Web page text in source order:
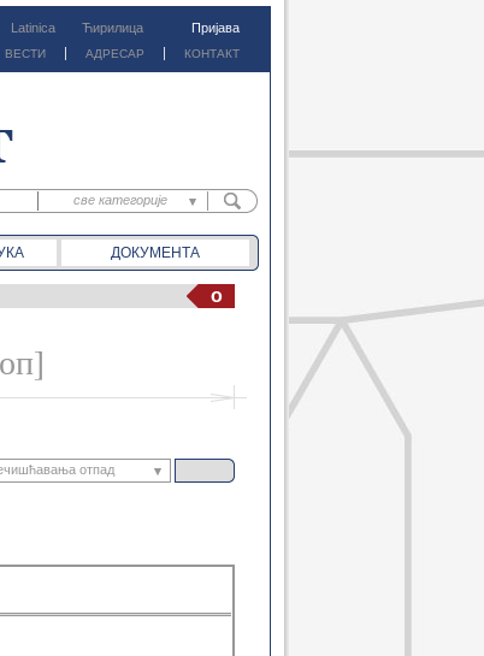
Пријава
Ћирилица
Latinica
КОНТАКТ
АДРЕСАР
ВЕСТИ
све категорије
све категорије
предм. материјали
предм. обавештења
документа
ДОКУМЕНТА
o
отпад
тла и об...
рада 2